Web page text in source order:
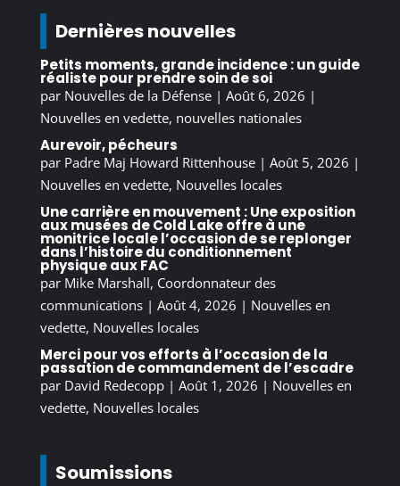
Dernières nouvelles
Petits moments, grande incidence : un guide
réaliste pour prendre soin de soi
par Nouvelles de la Défense| Août 6, 2026 |
Nouvelles en vedette, nouvelles nationales
Aurevoir, pécheurs
par Padre Maj Howard Rittenhouse| Août 5, 2026 |
Nouvelles en vedette, Nouvelles locales
Une carrière en mouvement : Une exposition
aux musées de Cold Lake offre à une
monitrice locale l’occasion de se replonger
dans l’histoire du conditionnement
physique aux FAC
par Mike Marshall, Coordonnateur des
communications| Août 4, 2026 | Nouvelles en
vedette, Nouvelles locales
Merci pour vos efforts à l’occasion de la
passation de commandement de l’escadre
par David Redecopp| Août 1, 2026 | Nouvelles en
vedette, Nouvelles locales
Soumissions